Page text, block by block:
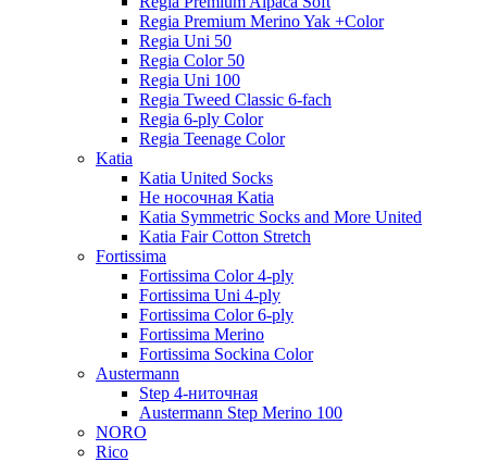
Regia Premium Merino Yak +Color
Regia Uni 50
Regia Color 50
Regia Uni 100
Regia Tweed Classic 6-fach
Regia 6-ply Color
Regia Teenage Color
Katia
Katia United Socks
Не носочная Katia
Katia Symmetric Socks and More United
Katia Fair Cotton Stretch
Fortissima
Fortissima Color 4-ply
Fortissima Uni 4-ply
Fortissima Color 6-ply
Fortissima Merino
Fortissima Sockina Color
Austermann
Step 4-ниточная
Austermann Step Merino 100
NORO
Rico